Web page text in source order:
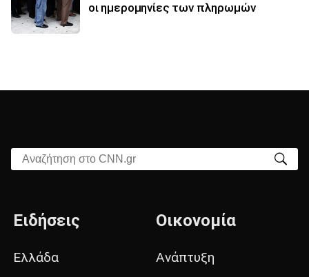
οι ημερομηνίες των πληρωμών
Αναζήτηση στο CNN.gr
Ειδήσεις
Ελλάδα
Οικονομία
Ανάπτυξη